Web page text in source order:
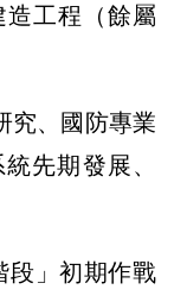
工程（餘屬
究、國防專業
先期發展、
段」初期作戰